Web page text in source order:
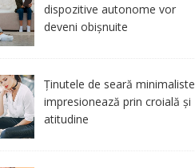
dispozitive autonome vor
deveni obișnuite
Ținutele de seară minimaliste
impresionează prin croială și
atitudine